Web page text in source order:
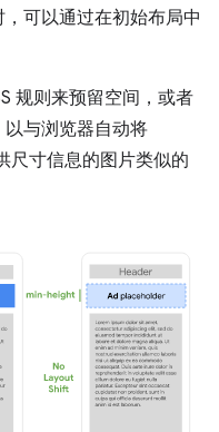
可以通过在初始布局中
规则来预留空间，或者
以与浏览器自动将
尺寸信息的图片类似的